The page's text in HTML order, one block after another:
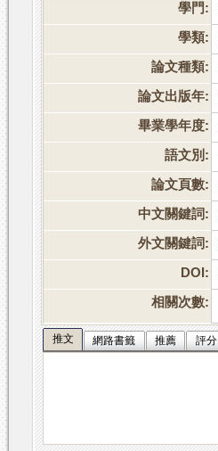
學門:
學類:
論文種類:
論文出版年:
畢業學年度:
語文別:
論文頁數:
中文關鍵詞:
外文關鍵詞:
DOI:
相關次數:
推文 網路書籤 推薦 評分